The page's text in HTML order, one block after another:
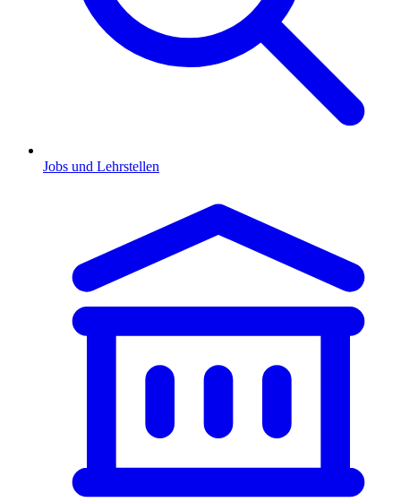
Jobs und Lehrstellen